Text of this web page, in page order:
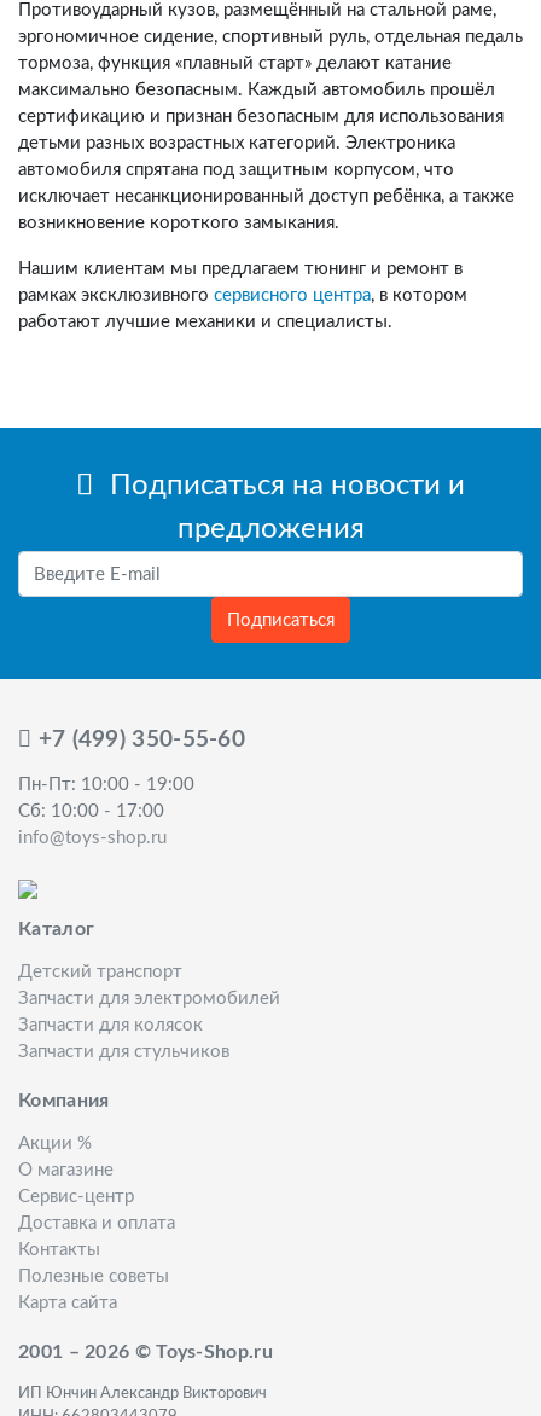
Противоударный кузов, размещённый на стальной раме,
эргономичное сидение, спортивный руль, отдельная педаль
тормоза, функция «плавный старт» делают катание
максимально безопасным. Каждый автомобиль прошёл
сертификацию и признан безопасным для использования
детьми разных возрастных категорий. Электроника
автомобиля спрятана под защитным корпусом, что
исключает несанкционированный доступ ребёнка, а также
возникновение короткого замыкания.
Нашим клиентам мы предлагаем тюнинг и ремонт в
рамках эксклюзивного сервисного центра, в котором
работают лучшие механики и специалисты.
Подписаться на новости и
предложения
Подписаться
+7 (499) 350-55-60
Пн-Пт: 10:00 - 19:00
Сб: 10:00 - 17:00
info@toys-shop.ru
Каталог
Детский транспорт
Запчасти для электромобилей
Запчасти для колясок
Запчасти для стульчиков
Компания
Акции %
О магазине
Сервис-центр
Доставка и оплата
Контакты
Полезные советы
Карта сайта
2001 – 2026 © Toys-Shop.ru
ИП Юнчин Александр Викторович